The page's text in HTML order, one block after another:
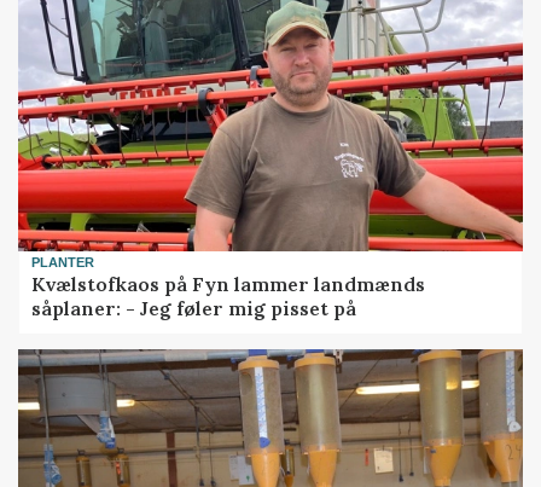
PLANTER
Kvælstofkaos på Fyn lammer landmænds
såplaner: - Jeg føler mig pisset på